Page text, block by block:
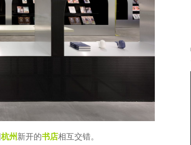
杭州 新开的书店相互交错。